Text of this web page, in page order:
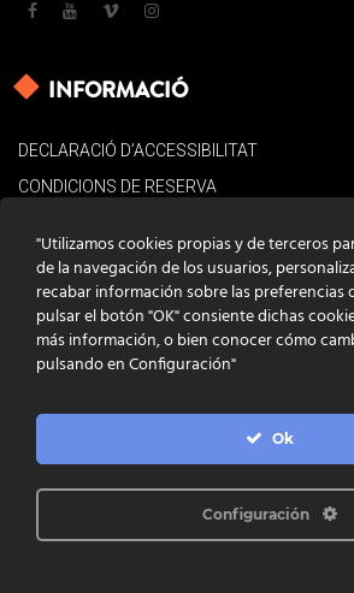
INFORMACIÓ
DECLARACIÓ D’ACCESSIBILITAT
CONDICIONS DE RESERVA
POLÍTICA DE COOKIES
CONTACTE
PROGRAMACIÓ INFOACTIVA'T
"Utilizamos cookies propias y de terceros
de la navegación de los usuarios,
recabar información sobre las preferencias
pulsar el botón "OK" consiente dichas
más información, o bien conocer cómo
pulsando en Configuración"
Ok
Configuración